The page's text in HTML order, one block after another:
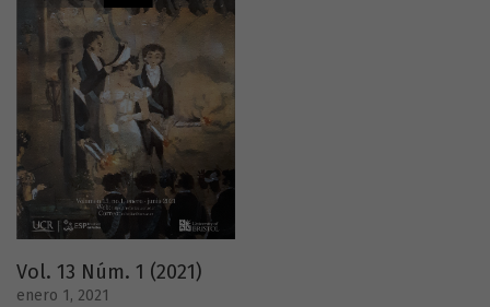
Vol. 13 Núm. 1 (2021)
enero 1, 2021